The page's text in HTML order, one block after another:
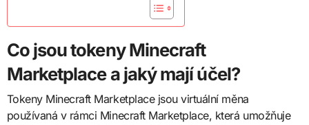
Co jsou tokeny Minecraft
Marketplace a jaký mají účel?
Tokeny Minecraft Marketplace jsou virtuální měna
používaná v rámci Minecraft Marketplace, která umožňuje